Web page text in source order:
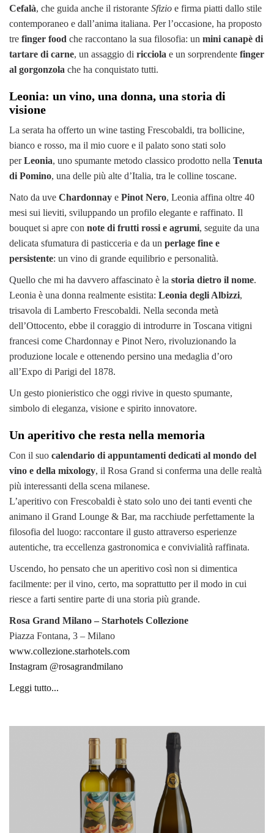
Cefalà, che guida anche il ristorante Sfizio e firma piatti dallo stile
contemporaneo e dall’anima italiana. Per l’occasione, ha proposto
tre finger food che raccontano la sua filosofia: un mini canapè di
tartare di carne, un assaggio di ricciola e un sorprendente finger
al gorgonzola che ha conquistato tutti.
Leonia: un vino, una donna, una storia di
visione
La serata ha offerto un wine tasting Frescobaldi, tra bollicine,
bianco e rosso, ma il mio cuore e il palato sono stati solo
perLeonia, uno spumante metodo classico prodotto nella Tenuta
di Pomino, una delle più alte d’Italia, tra le colline toscane.
Nato da uve Chardonnay e Pinot Nero, Leonia affina oltre 40
mesi sui lieviti, sviluppando un profilo elegante e raffinato. Il
bouquet si apre con note di frutti rossi e agrumi, seguite da una
delicata sfumatura di pasticceria e da un perlage fine e
persistente: un vino di grande equilibrio e personalità.
Quello che mi ha davvero affascinato è la storia dietro il nome.
Leonia è una donna realmente esistita: Leonia degli Albizzi,
trisavola di Lamberto Frescobaldi. Nella seconda metà
dell’Ottocento, ebbe il coraggio di introdurre in Toscana vitigni
francesi come Chardonnay e Pinot Nero, rivoluzionando la
produzione locale e ottenendo persino una medaglia d’oro
all’Expo di Parigi del 1878.
Un gesto pionieristico che oggi rivive in questo spumante,
simbolo di eleganza, visione e spirito innovatore.
Un aperitivo che resta nella memoria
Con il suo calendario di appuntamenti dedicati al mondo del
vino e della mixology, il Rosa Grand si conferma una delle realtà
più interessanti della scena milanese.
L’aperitivo con Frescobaldi è stato solo uno dei tanti eventi che
animano il Grand Lounge & Bar, ma racchiude perfettamente la
filosofia del luogo: raccontare il gusto attraverso esperienze
autentiche, tra eccellenza gastronomica e convivialità raffinata.
Uscendo, ho pensato che un aperitivo così non si dimentica
facilmente: per il vino, certo, ma soprattutto per il modo in cui
riesce a farti sentire parte di una storia più grande.
Rosa Grand Milano – Starhotels Collezione
Piazza Fontana, 3 – Milano
www.collezione.starhotels.com
Instagram @rosagrandmilano
Leggi tutto...